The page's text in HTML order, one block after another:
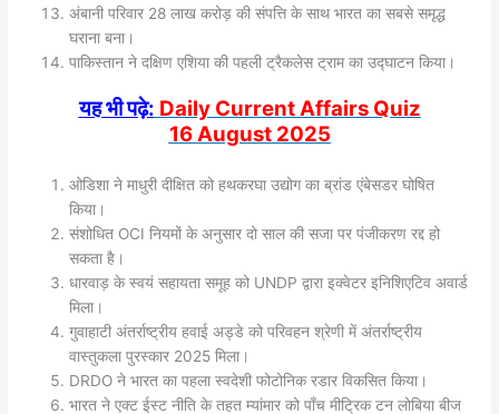
अंबानी परिवार 28 लाख करोड़ की संपत्ति के साथ भारत का सबसे समृद्ध
घराना बना।
पाकिस्तान ने दक्षिण एशिया की पहली ट्रैकलेस ट्राम का उद्घाटन किया।
यह भी पढ़े: Daily Current Affairs Quiz
16August2025
ओडिशा ने माधुरी दीक्षित को हथकरघा उद्योग का ब्रांड एंबेसडर घोषित
किया।
संशोधित OCI नियमों के अनुसार दो साल की सजा पर पंजीकरण रद्द हो
सकता है।
धारवाड़ के स्वयं सहायता समूह को UNDP द्वारा इक्वेटर इनिशिएटिव अवार्ड
मिला।
गुवाहाटी अंतर्राष्ट्रीय हवाई अड्डे को परिवहन श्रेणी में अंतर्राष्ट्रीय
वास्तुकला पुरस्कार 2025 मिला।
DRDO ने भारत का पहला स्वदेशी फोटोनिक रडार विकसित किया।
भारत ने एक्ट ईस्ट नीति के तहत म्यांमार को पाँच मीट्रिक टन लोबिया बीज